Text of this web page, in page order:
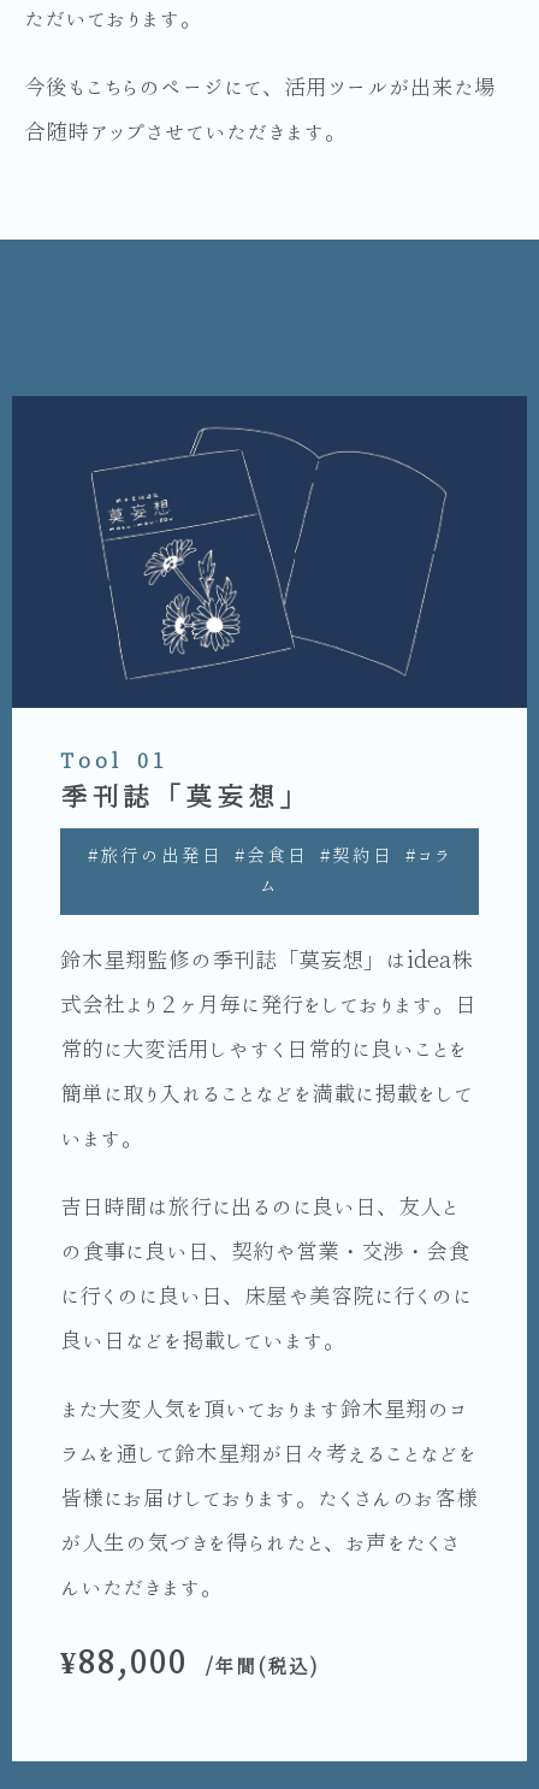
ただいております。
今後もこちらのページにて、活用ツールが出来た場
合随時アップさせていただきます。
Tool 01
季刊誌「莫妄想」
#旅行の出発日 #会食日 #契約日 #コラ
ム
鈴木星翔監修の季刊誌「莫妄想」はidea株
式会社より２ヶ月毎に発行をしております。日
常的に大変活用しやすく日常的に良いことを
簡単に取り入れることなどを満載に掲載をして
います。
吉日時間は旅行に出るのに良い日、友人と
の食事に良い日、契約や営業・交渉・会食
に行くのに良い日、床屋や美容院に行くのに
良い日などを掲載しています。
また大変人気を頂いております鈴木星翔のコ
ラムを通して鈴木星翔が日々考えることなどを
皆様にお届けしております。たくさんのお客様
が人生の気づきを得られたと、お声をたくさ
んいただきます。
¥88,000 /年間(税込)